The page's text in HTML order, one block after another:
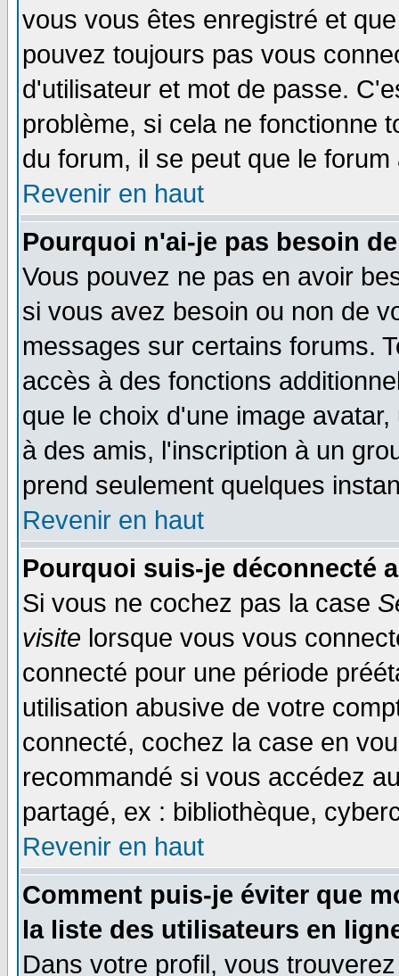
vous vous êtes enregistré et
pouvez toujours pas vous
d'utilisateur et mot de passe.
problème, si cela ne fonctionne
du forum, il se peut que le
Revenir en haut
Pourquoi n'ai-je pas besoin
Vous pouvez ne pas en avoir
si vous avez besoin ou non de
messages sur certains forums.
accès à des fonctions
que le choix d'une image
à des amis, l'inscription à un
prend seulement quelques
Revenir en haut
Pourquoi suis-je déconnecté
Si vous ne cochez pas la case
visite lorsque vous vous
connecté pour une période
utilisation abusive de votre
connecté, cochez la case en
recommandé si vous accédez
partagé, ex : bibliothèque,
Revenir en haut
Comment puis-je éviter que
la liste des utilisateurs en
Dans votre profil, vous